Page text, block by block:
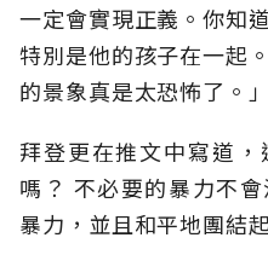
一定會實現正義。你知
特別是他的孩子在一起
的景象真是太恐怖了。」
拜登更在推文中寫道
嗎？ 不必要的暴力不
暴力，並且和平地團結